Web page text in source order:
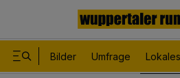
Bilder Umfrage Lokales